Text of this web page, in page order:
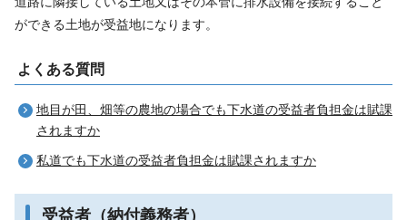
ができる土地が受益地になります。
よくある質問
地目が田、畑等の農地の場合でも下水道の受益者負担金は賦課
されますか
私道でも下水道の受益者負担金は賦課されますか
受益者（納付義務者）